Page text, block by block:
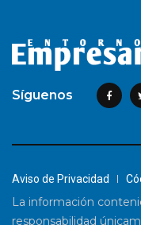
Síguenos
Aviso de Privacidad
La información
responsabilidad